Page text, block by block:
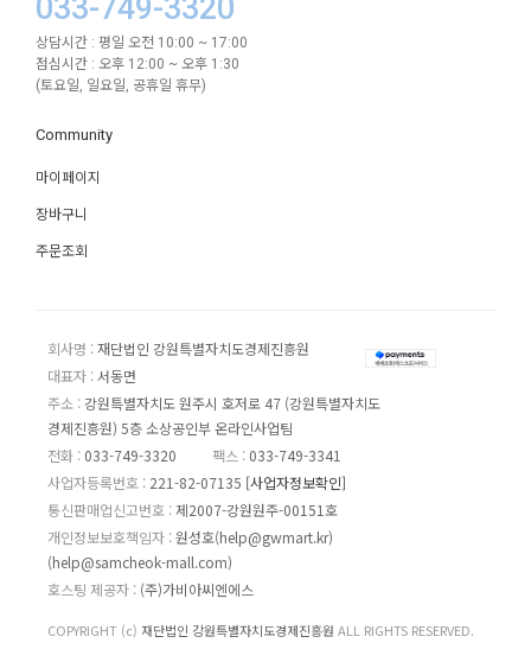
033-749-3320
상담시간 : 평일 오전 10:00 ~ 17:00
점심시간 : 오후 12:00 ~ 오후 1:30
(토요일, 일요일, 공휴일 휴무)
Community
마이페이지
장바구니
주문조회
회사명 :재단법인 강원특별자치도경제진흥원
대표자 :서동면
주소 :강원특별자치도 원주시 호저로 47 (강원특별자치도
경제진흥원) 5층 소상공인부 온라인사업팀
전화 : 033-749-3320 팩스 : 033-749-3341
사업자등록번호 : 221-82-07135 [사업자정보확인]
통신판매업신고번호 :제2007-강원원주-00151호
개인정보보호책임자 :원성호(help@gwmart.kr)
(help@samcheok-mall.com)
호스팅 제공자 : (주)가비아씨엔에스
COPYRIGHT (c) 재단법인 강원특별자치도경제진흥원 ALL RIGHTS RESERVED.